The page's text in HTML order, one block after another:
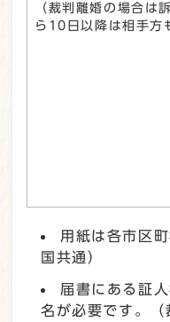
（裁判離婚の場合は
ら10日以降は相手方
用紙は各市区
国共通）
届書にある証
名が必要です。（